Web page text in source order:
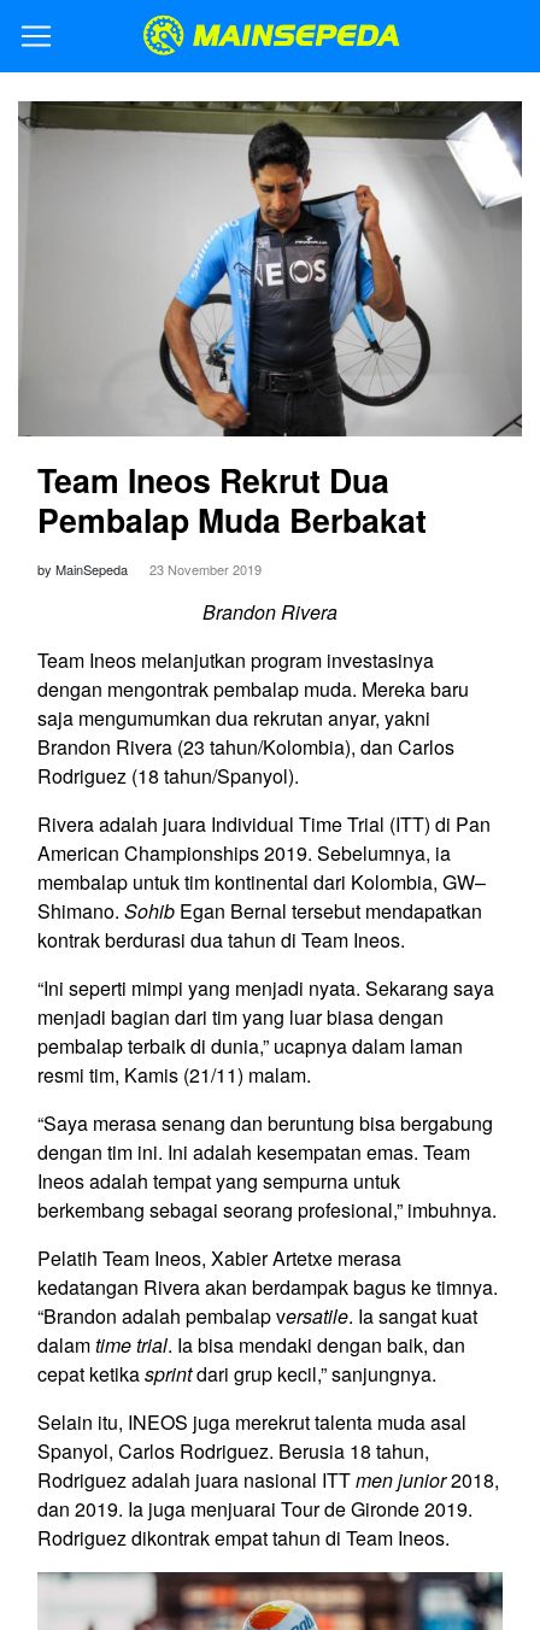
Team Ineos Rekrut Dua
Pembalap Muda Berbakat
by MainSepeda 23 November 2019
Brandon Rivera
Team Ineos melanjutkan program investasinya
dengan mengontrak pembalap muda. Mereka baru
saja mengumumkan dua rekrutan anyar, yakni
Brandon Rivera (23 tahun/Kolombia), dan Carlos
Rodriguez (18 tahun/Spanyol).
Rivera adalah juara Individual Time Trial (ITT) di Pan
American Championships 2019. Sebelumnya, ia
membalap untuk tim kontinental dari Kolombia, GW–
Shimano. Sohib Egan Bernal tersebut mendapatkan
kontrak berdurasi dua tahun di Team Ineos.
“Ini seperti mimpi yang menjadi nyata. Sekarang saya
menjadi bagian dari tim yang luar biasa dengan
pembalap terbaik di dunia,” ucapnya dalam laman
resmi tim, Kamis (21/11) malam.
“Saya merasa senang dan beruntung bisa bergabung
dengan tim ini. Ini adalah kesempatan emas. Team
Ineos adalah tempat yang sempurna untuk
berkembang sebagai seorang profesional,” imbuhnya.
Pelatih Team Ineos, Xabier Artetxe merasa
kedatangan Rivera akan berdampak bagus ke timnya.
“Brandon adalah pembalap versatile. Ia sangat kuat
dalamtime trial. Ia bisa mendaki dengan baik, dan
cepat ketikasprintdari grup kecil,” sanjungnya.
Selain itu, INEOS juga merekrut talenta muda asal
Spanyol, Carlos Rodriguez. Berusia 18 tahun,
Rodriguez adalah juara nasional ITTmen junior2018,
dan 2019. Ia juga menjuarai Tour de Gironde 2019.
Rodriguez dikontrak empat tahun di Team Ineos.